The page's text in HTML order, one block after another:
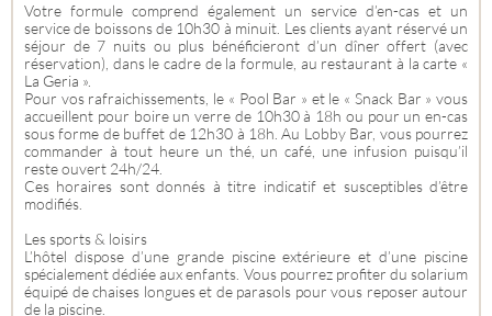
Votre formule comprend également un service d’en-cas et un
service de boissons de 10h30 à minuit. Les clients ayant réservé un
séjour de 7 nuits ou plus bénéficieront d’un dîner offert (avec
réservation), dans le cadre de la formule, au restaurant à la carte «
La Geria ».
Pour vos rafraichissements, le « Pool Bar » et le « Snack Bar » vous
accueillent pour boire un verre de 10h30 à 18h ou pour un en-cas
sous forme de buffet de 12h30 à 18h. Au Lobby Bar, vous pourrez
commander à tout heure un thé, un café, une infusion puisqu’il
reste ouvert 24h/24.
Ces horaires sont donnés à titre indicatif et susceptibles d’être
modifiés.
Les sports & loisirs
L’hôtel dispose d’une grande piscine extérieure et d’une piscine
spécialement dédiée aux enfants. Vous pourrez profiter du solarium
équipé de chaises longues et de parasols pour vous reposer autour
de la piscine.